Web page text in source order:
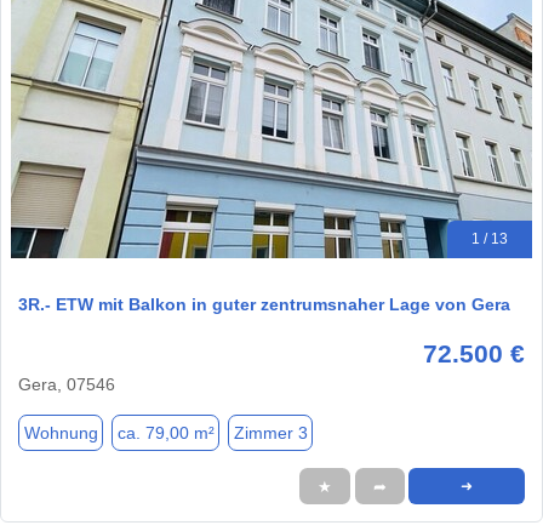
1 / 13
3R.- ETW mit Balkon in guter zentrumsnaher Lage von Gera
72.500 €
Gera, 07546
Wohnung ca. 79,00 m² Zimmer 3
★ ➦ ➜